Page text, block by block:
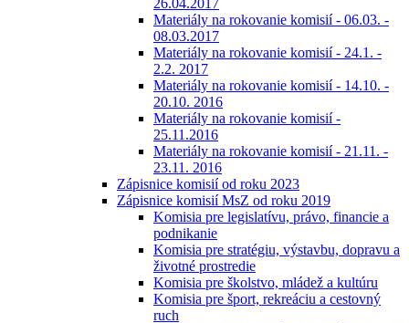
26.04.2017
Materiály na rokovanie komisií - 06.03. -
08.03.2017
Materiály na rokovanie komisií - 24.1. -
2.2. 2017
Materiály na rokovanie komisií - 14.10. -
20.10. 2016
Materiály na rokovanie komisií -
25.11.2016
Materiály na rokovanie komisií - 21.11. -
23.11. 2016
Zápisnice komisií od roku 2023
Zápisnice komisií MsZ od roku 2019
Komisia pre legislatívu, právo, financie a
podnikanie
Komisia pre stratégiu, výstavbu, dopravu a
životné prostredie
Komisia pre školstvo, mládež a kultúru
Komisia pre šport, rekreáciu a cestovný
ruch